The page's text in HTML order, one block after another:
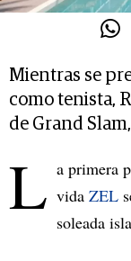
Mientras se
como tenista,
de Grand
L a primera
vida ZEL
soleada